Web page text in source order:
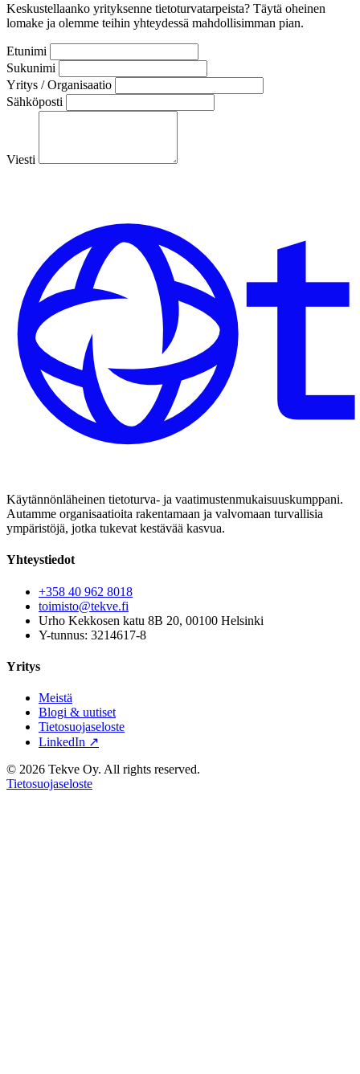
Keskustellaanko yrityksenne tietoturvatarpeista? Täytä oheinen
lomake ja olemme teihin yhteydessä mahdollisimman pian.
Etunimi
Sukunimi
Yritys / Organisaatio
Sähköposti
Viesti
Käytännönläheinen tietoturva- ja vaatimustenmukaisuuskumppani.
Autamme organisaatioita rakentamaan ja valvomaan turvallisia
ympäristöjä, jotka tukevat kestävää kasvua.
Yhteystiedot
+358 40 962 8018
toimisto@tekve.fi
Urho Kekkosen katu 8B 20, 00100 Helsinki
Y-tunnus: 3214617-8
Yritys
Meistä
Blogi & uutiset
Tietosuojaseloste
LinkedIn ↗
© 2026 Tekve Oy. All rights reserved.
Tietosuojaseloste